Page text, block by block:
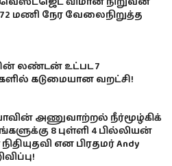
மணி நேர வேலைநிறுத்த
லண்டன் உட்பட 7
கடுமையான வறட்சி!
அணுவாற்றல் நீர்மூழ்கிக்
8 புள்ளி 4 பில்லியன்
என பிரதமர் Andy